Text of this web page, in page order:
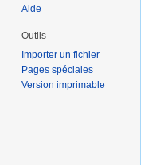
Aide
Outils
Importer un fichier
Pages spéciales
Version imprimable